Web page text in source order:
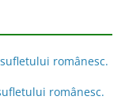
românesc.
românesc.